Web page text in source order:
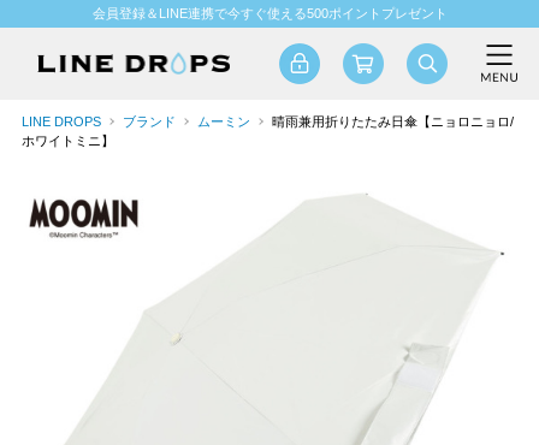
会員登録＆LINE連携で今すぐ使える500ポイントプレゼント
LINE DROPS ブランド ムーミン
晴雨兼用折りたたみ日傘【ニョロニョロ/
ホワイトミニ】